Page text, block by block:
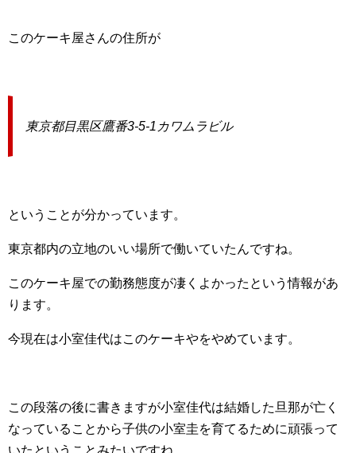
このケーキ屋さんの住所が
東京都目黒区鷹番3-5-1カワムラビル
ということが分かっています。
東京都内の立地のいい場所で働いていたんですね。
このケーキ屋での勤務態度が凄くよかったという情報があ
ります。
今現在は小室佳代はこのケーキやをやめています。
この段落の後に書きますが小室佳代は結婚した旦那が亡く
なっていることから子供の小室圭を育てるために頑張って
いたということみたいですね。